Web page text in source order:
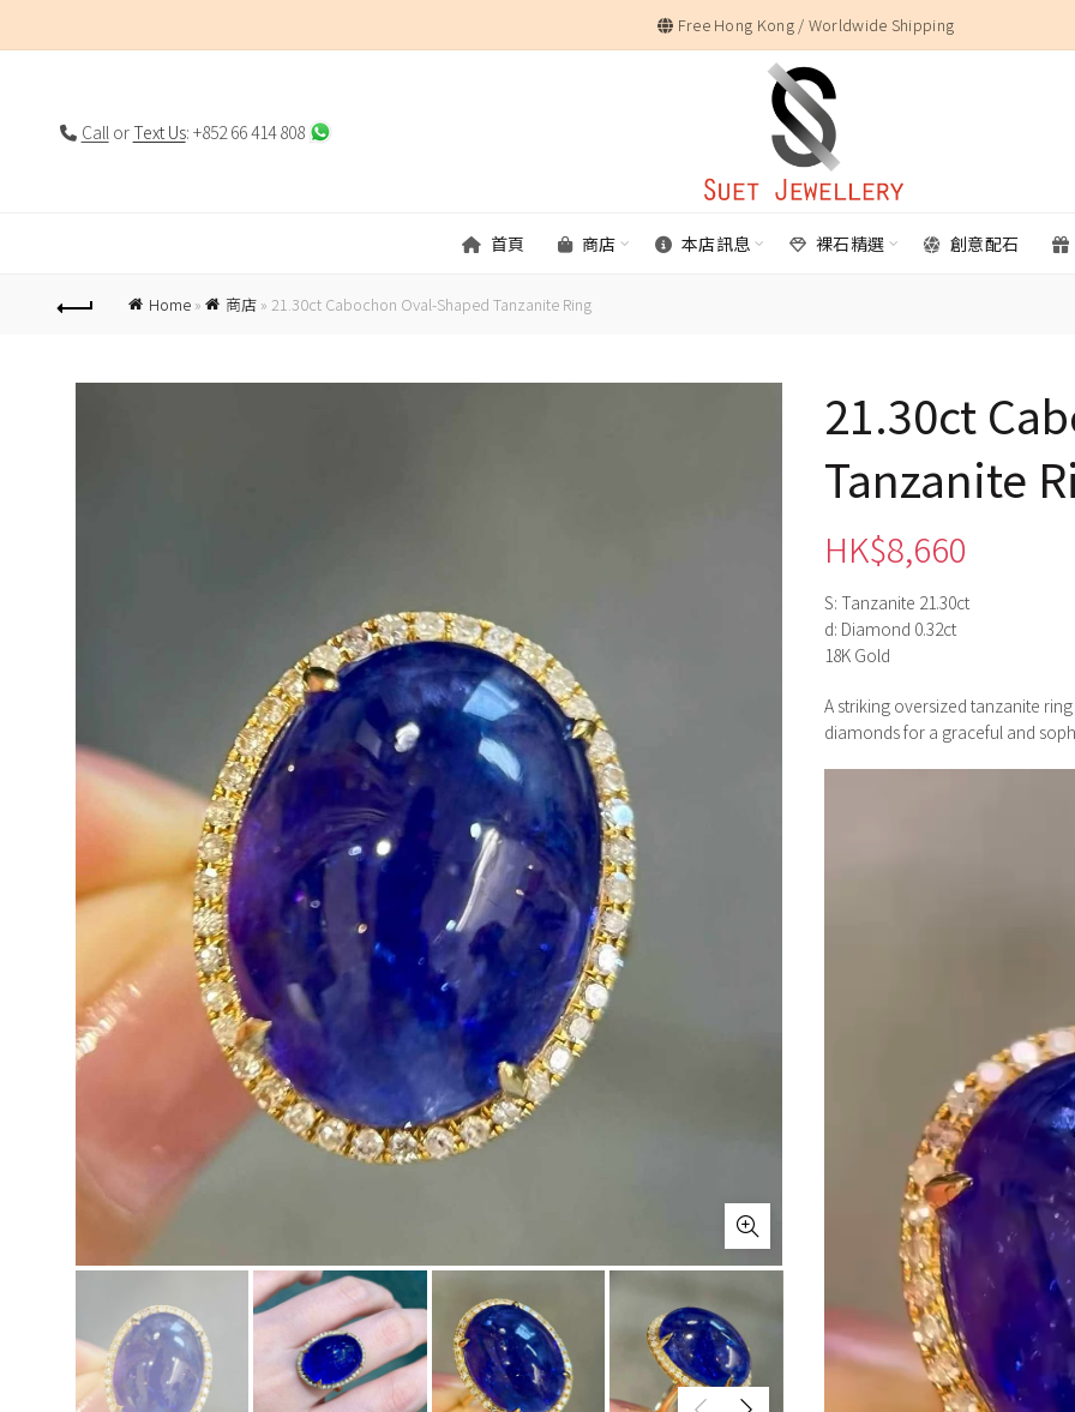
Free Hong Kong / Worldwide Shipping
Callor Text Us: +852 66 414 808
首頁 商店 本店訊息 裸石精選 創意配石
Home» 商店» 21.30ct Cabochon Oval-Shaped Tanzanite Ring
21.30ct
Tanzanite
HK$8,660
S: Tanzanite 21.30ct
d: Diamond 0.32ct
18K Gold
A striking oversized tanzanite
diamonds for a graceful and